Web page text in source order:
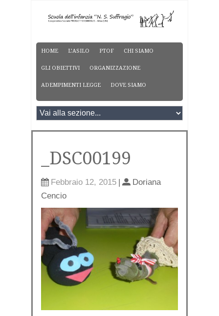
HOME L’ASILO PTOF CHI SIAMO
GLI OBIETTIVI ORGANIZZAZIONE
ADEMPIMENTI LEGGE DOVE SIAMO
_DSC00199
Febbraio 12, 2015 |
Doriana
Cencio